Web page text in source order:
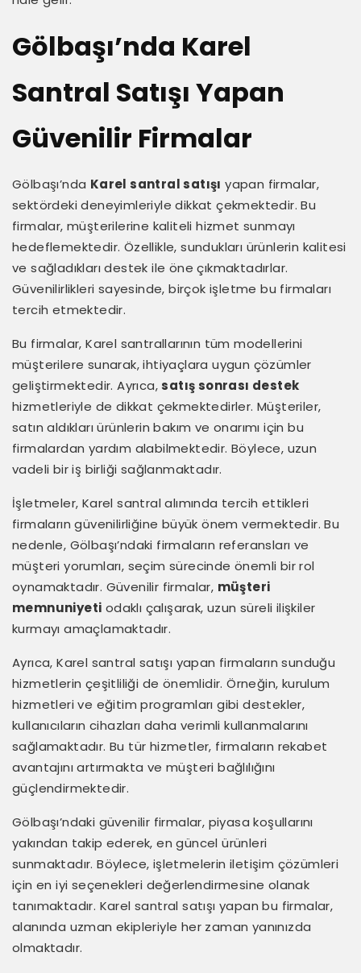
Gölbaşı’nda Karel
Santral Satışı Yapan
Güvenilir Firmalar
Gölbaşı’nda Karel santral satışı yapan firmalar,
sektördeki deneyimleriyle dikkat çekmektedir. Bu
firmalar, müşterilerine kaliteli hizmet sunmayı
hedeflemektedir. Özellikle, sundukları ürünlerin kalitesi
ve sağladıkları destek ile öne çıkmaktadırlar.
Güvenilirlikleri sayesinde, birçok işletme bu firmaları
tercih etmektedir.
Bu firmalar, Karel santrallarının tüm modellerini
müşterilere sunarak, ihtiyaçlara uygun çözümler
geliştirmektedir. Ayrıca, satış sonrası destek
hizmetleriyle de dikkat çekmektedirler. Müşteriler,
satın aldıkları ürünlerin bakım ve onarımı için bu
firmalardan yardım alabilmektedir. Böylece, uzun
vadeli bir iş birliği sağlanmaktadır.
İşletmeler, Karel santral alımında tercih ettikleri
firmaların güvenilirliğine büyük önem vermektedir. Bu
nedenle, Gölbaşı’ndaki firmaların referansları ve
müşteri yorumları, seçim sürecinde önemli bir rol
oynamaktadır. Güvenilir firmalar, müşteri
memnuniyeti odaklı çalışarak, uzun süreli ilişkiler
kurmayı amaçlamaktadır.
Ayrıca, Karel santral satışı yapan firmaların sunduğu
hizmetlerin çeşitliliği de önemlidir. Örneğin, kurulum
hizmetleri ve eğitim programları gibi destekler,
kullanıcıların cihazları daha verimli kullanmalarını
sağlamaktadır. Bu tür hizmetler, firmaların rekabet
avantajını artırmakta ve müşteri bağlılığını
güçlendirmektedir.
Gölbaşı’ndaki güvenilir firmalar, piyasa koşullarını
yakından takip ederek, en güncel ürünleri
sunmaktadır. Böylece, işletmelerin iletişim çözümleri
için en iyi seçenekleri değerlendirmesine olanak
tanımaktadır. Karel santral satışı yapan bu firmalar,
alanında uzman ekipleriyle her zaman yanınızda
olmaktadır.